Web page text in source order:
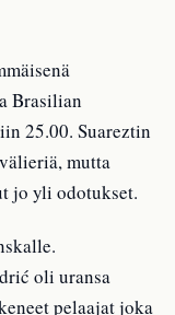
Brasilian
25.00. Suareztin
mutta
jo yli odotukset.
oli uransa
pelaajat joka